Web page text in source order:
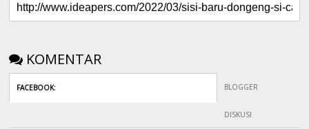
KOMENTAR
FACEBOOK: BLOGGER
DISKUSI